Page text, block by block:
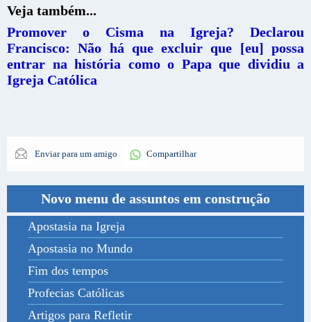
Veja também...
Promover o Cisma na Igreja? Declarou
Francisco: Não há que excluir que [eu] possa
entrar na história como o Papa que dividiu a
Igreja Católica
Enviar para um amigo Compartilhar
Novo menu de assuntos em construção
Apostasia na Igreja
Apostasia no Mundo
Fim dos tempos
Profecias Católicas
Artigos para Refletir